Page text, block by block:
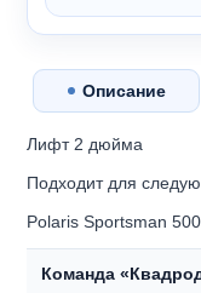
Описание
Лифт 2 дюйма
Подходит для
Polaris Sportsman
Команда